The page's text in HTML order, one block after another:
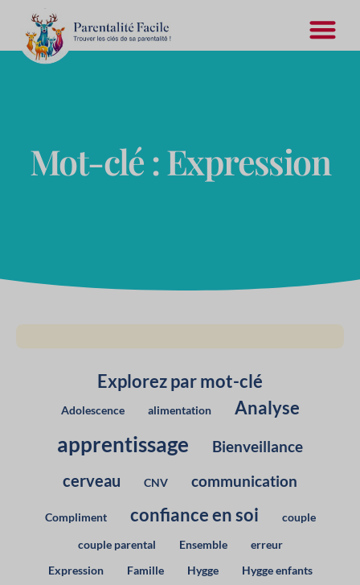
Expression
Explorez par mot-clé
Adolescence alimentation Analyse
apprentissage Bienveillance
cerveau CNV communication
Compliment confiance en soi
couple
couple parental
Ensemble
erreur
Expression
Famille Hygge Hygge enfants